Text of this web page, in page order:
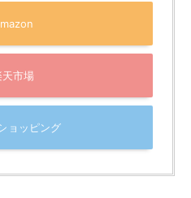
天市場
ョッピング